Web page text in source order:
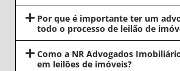
Por que é importante ter um
todo o processo de leilão de
Como a NR Advogados
em leilões de imóveis?